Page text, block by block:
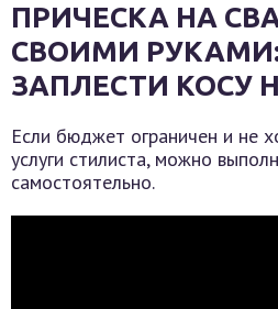
ПРИЧЕСКА НА
СВОИМИ
ЗАПЛЕСТИ КОСУ
Если бюджет ограничен и не
услуги стилиста, можно
самостоятельно.